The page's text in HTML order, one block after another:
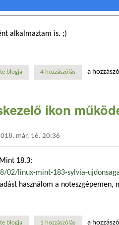
alkalmaztam is. ;)
mintupdate 5.3.3 - 2018. május 07.
blogja 4 hozzászólás a
ikon
már. 16. 20:36
18.3:
02/linux-mint-183-sylvia-
használom a
ikon működése a linux mint 18.3 kiadás
blogja 1 hozzászólás a